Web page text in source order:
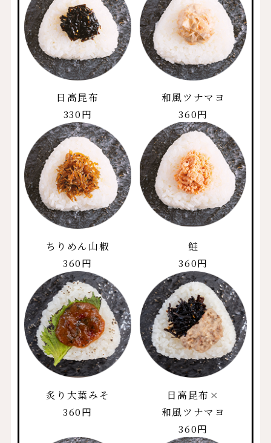
日高昆布
330円
和風ツナマヨ
360円
ちりめん山椒
360円
鮭
360円
炙り大葉みそ
360円
日高昆布×
和風ツナマヨ
360円